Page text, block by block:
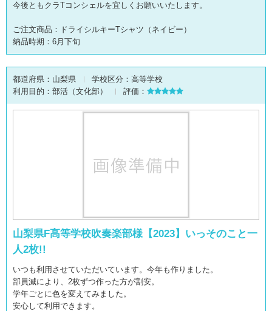
今後ともクラTコンシェルを宜しくお願いいたします。
ご注文商品：ドライシルキーTシャツ（ネイビー）
納品時期：6月下旬
都道府県： 山梨県 学校区分： 高等学校
利用目的： 部活（文化部） 評価：
山梨県F高等学校吹奏楽部様【2023】いっそのこと一
人2枚!!
いつも利用させていただいています。今年も作りました。
部員減により、2枚ずつ作った方が割安。
学年ごとに色を変えてみました。
安心して利用できます。